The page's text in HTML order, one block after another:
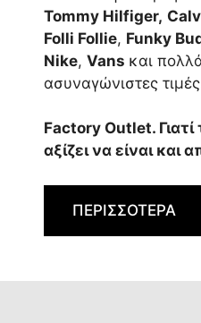
Tommy Hilfiger,
Folli Follie, Funky
Nike, Vans και
ασυναγώνιστες
Factory Outlet.
αξίζει να είναι και
ΠΕΡΙΣΣΟΤΕΡΑ